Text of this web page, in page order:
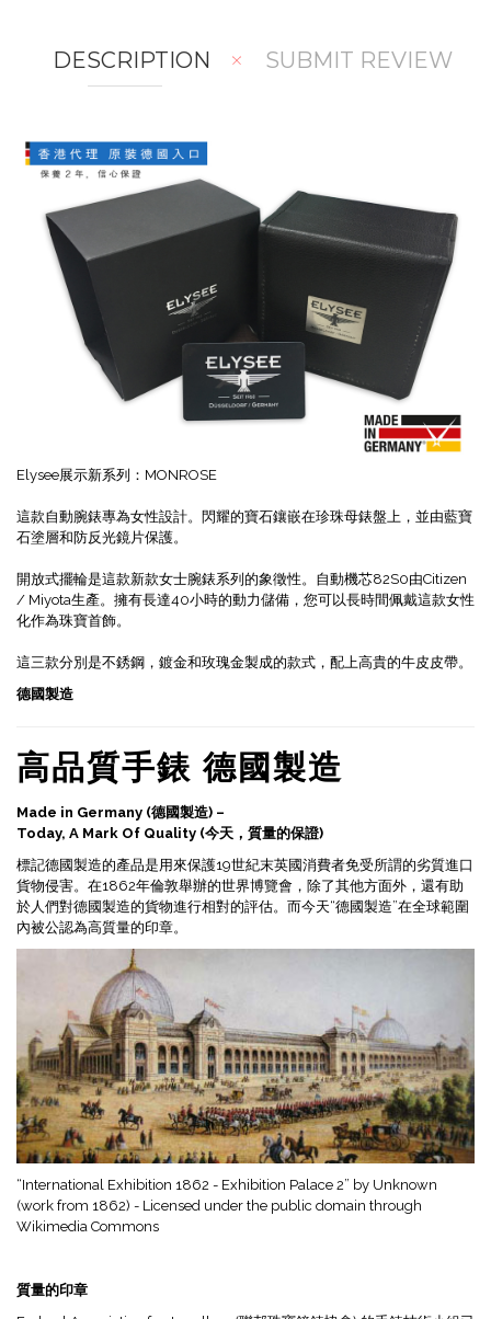
DESCRIPTION SUBMIT REVIEW
Elysee展示新系列：MONROSE
這款自動腕錶專為女性設計。閃耀的寶石鑲嵌在珍珠母錶盤上，並由藍寶
石塗層和防反光鏡片保護。
開放式擺輪是這款新款女士腕錶系列的象徵性。自動機芯82S0由Citizen
/ Miyota生產。擁有長達40小時的動力儲備，您可以長時間佩戴這款女性
化作為珠寶首飾。
這三款分別是不銹鋼，鍍金和玫瑰金製成的款式，配上高貴的牛皮皮帶。
德國製造
高品質手錶 德國製造
Made in Germany (德國製造) –
Today, A Mark Of Quality (今天，質量的保證)
標記德國製造的產品是用來保護19世紀末英國消費者免受所謂的劣質進口
貨物侵害。在1862年倫敦舉辦的世界博覽會，除了其他方面外，還有助
於人們對德國製造的貨物進行相對的評估。而今天“德國製造”在全球範圍
內被公認為高質量的印章。
“International Exhibition 1862 - Exhibition Palace 2” by Unknown
(work from 1862) - Licensed under the public domain through
Wikimedia Commons
質量的印章